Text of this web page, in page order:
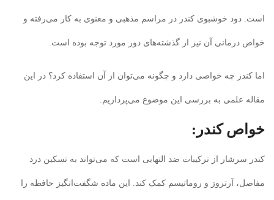
است. دود خوشبوی کندر در مراسم مذهبی و معنوی به کار می‌رفته و
خواص درمانی آن نیز از گذشته‌های دور مورد توجه بوده است.
اما کندر چه خواصی دارد و چگونه می‌توان از آن استفاده کرد؟ در این
مقاله علمی به بررسی این موضوع می‌پردازیم.
خواص کندر:
کندر سرشار از ترکیبات ضد التهابی است که می‌تواند به تسکین درد
مفاصل، آرتروز و روماتیسم کمک کند. این ماده شگفت‌انگیز حافظه را